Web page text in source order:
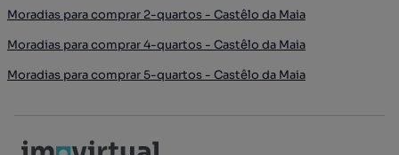
Moradias para comprar 2-quartos - Castêlo da Maia
Moradias para comprar 4-quartos - Castêlo da Maia
Moradias para comprar 5-quartos - Castêlo da Maia